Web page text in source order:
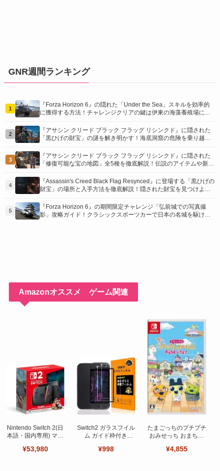
GNR週間ランキング
1
『Forza Horizon 6』の隠れた「Under the Sea」スキルを効率的
に獲得する方法！チャレンジクリアの鍵は伊東の海藻養殖場にあ
2
『アサシン クリード ブラック フラッグ リシンクド』に隠された
「黒ひげの財宝」の謎を解き明かす！海底洞窟の危険を乗り越
3
『アサシン クリード ブラック フラッグ リシンクド』に隠された
「修復可能な宝の地図」全5種を徹底解説！伝説のアイテムや新衣
介！
4
『Assassin's Creed Black Flag Resynced』に登場する「黒ひげの
財宝」の場所と入手方法を徹底解説！隠された財宝を見つけよ
5
『Forza Horizon 6』の期間限定チャレンジ「弘前城での写真撮
影」攻略ガイド！クラシックスポーツカーで日本の名城を駆け巡
Amazonオススメ ゲーム関連
Nintendo Switch 2(日
本語・国内専用) マリ
ット
¥53,980
Switch2 ガラスフイル
ム ガイド枠付き
ット 日本旭硝子製-高
¥998
たまごっちのプチプチ
おみせっち おまちど
¥4,855